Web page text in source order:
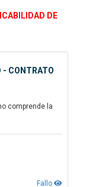
DE
- CONTRATO
comprende la
Fallo